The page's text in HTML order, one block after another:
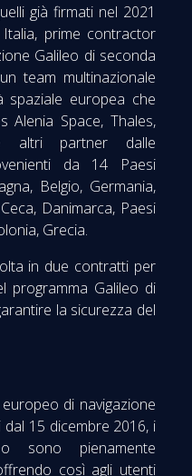
già firmati nel 2021
prime contractor
Galileo di seconda
team multinazionale
spaziale europea che
Alenia Space, Thales,
altri partner dalle
da 14 Paesi
Belgio, Germania,
Danimarca, Paesi
Grecia.
in due contratti per
programma Galileo di
la sicurezza del
di navigazione
dal 15 dicembre 2016, i
sono pienamente
così agli utenti